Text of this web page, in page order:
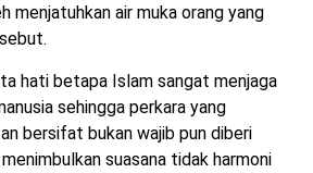
menjatuhkan air muka orang yang
hati betapa Islam sangat menjaga
sehingga perkara yang
bersifat bukan wajib pun diberi
suasana tidak harmoni